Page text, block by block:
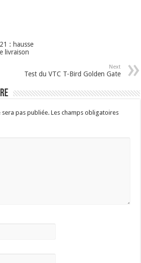
: hausse
livraison
Next
Test du VTC T-Bird Golden Gate
sera pas publiée. Les champs obligatoires